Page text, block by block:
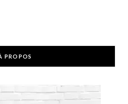
PROPOS